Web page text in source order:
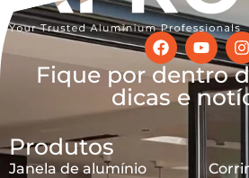
Fique por dentro
dicas e
Produtos
Janela de alumínio